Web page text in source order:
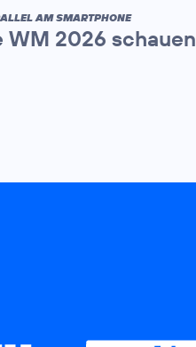
AM SMARTPHONE
WM 2026 schauen